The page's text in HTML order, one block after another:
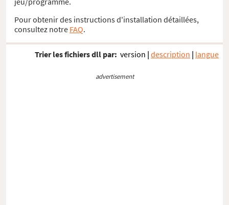
Pour obtenir des instructions d'installation détaillées,
consultez notre FAQ.
Trier les fichiers dll par: version | description | langue
advertisement